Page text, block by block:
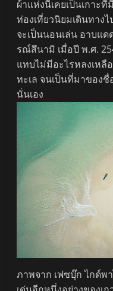
ผ้าแห่งนี้เคยเป็นเกา
ท่องเที่ยวนิยมเดินทาง
จะเป็นนอนเล่น อาบแด
รณ์สึนามิ เมื่อปี พ.ศ.
แทบไม่มีอะไรหลงเหลื
ทะเล จนเป็นที่มาของชื่
นั่นเอง
ภาพจาก เฟซบุ๊ก ไก